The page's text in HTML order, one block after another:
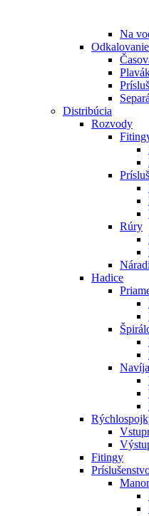
Na
Odkalovanie
Distribúcia
Rozvody
Rúry
Hadice
Fitingy